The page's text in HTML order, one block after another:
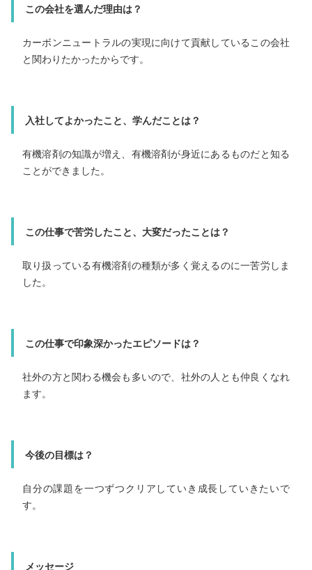
この会社を選んだ理由は？
カーボンニュートラルの実現に向けて貢献しているこの会社
と関わりたかったからです。
入社してよかったこと、学んだことは？
有機溶剤の知識が増え、有機溶剤が身近にあるものだと知る
ことができました。
この仕事で苦労したこと、大変だったことは？
取り扱っている有機溶剤の種類が多く覚えるのに一苦労しま
した。
この仕事で印象深かったエピソードは？
社外の方と関わる機会も多いので、社外の人とも仲良くなれ
ます。
今後の目標は？
自分の課題を一つずつクリアしていき成長していきたいで
す。
メッセージ
この会社を選んだ理由は？
入社してよかったこと、学んだことは？
仕事を通して自分の成長を実感できる機会が多いことです。
この仕事で苦労したこと、大変だったことは？
複数の案件を同時に進めるスケジュール管理です。
急なシステムトラブルに対応したことです。
感のある仕事ができるようになりたいです。
色々チャレンジしてみてください。